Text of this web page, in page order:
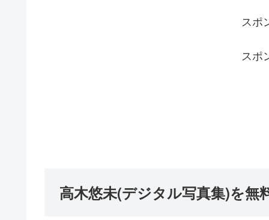
スポ
スポ
高木悠未(デジタル写真集)を無